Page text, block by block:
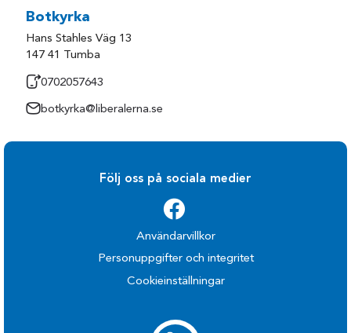
Botkyrka
Hans Stahles Väg 13
147 41 Tumba
0702057643
botkyrka@liberalerna.se
Följ oss på sociala medier
Användarvillkor
Personuppgifter och integritet
Cookieinställningar